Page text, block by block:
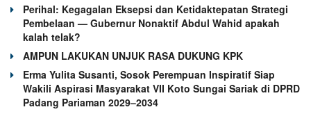
Perihal: Kegagalan Eksepsi dan Ketidaktepatan Strategi
Pembelaan — Gubernur Nonaktif Abdul Wahid apakah
kalah telak?
AMPUN LAKUKAN UNJUK RASA DUKUNG KPK
Erma Yulita Susanti, Sosok Perempuan Inspiratif Siap
Wakili Aspirasi Masyarakat VII Koto Sungai Sariak di DPRD
Padang Pariaman 2029–2034